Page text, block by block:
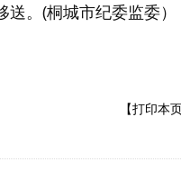
。(桐城市纪委监委）
【打印本页